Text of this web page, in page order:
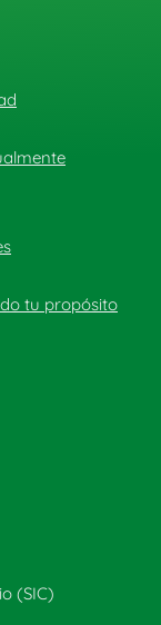
tu propósito
(SIC)